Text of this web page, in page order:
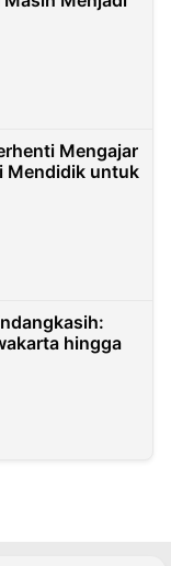
Mengajar
Mendidik untuk
hingga